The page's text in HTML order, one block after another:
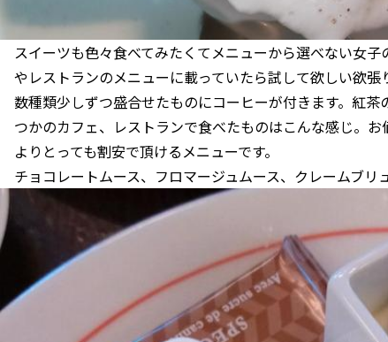
スイーツも色々食べてみたくてメニューから選べない女
やレストランのメニューに載っていたら試して欲しい欲
数種類少しずつ盛合せたものにコーヒーが付きます。紅
つかのカフェ、レストランで食べたものはこんな感じ。
よりとっても割安で頂けるメニューです。
チョコレートムース、フロマージュムース、クレームブリ